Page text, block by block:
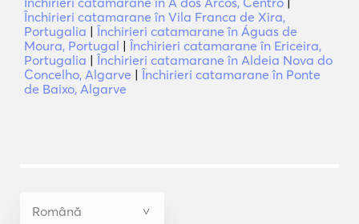
Închirieri catamarane în Vila Franca de Xira,
Portugalia | Închirieri catamarane în Águas de
Moura, Portugal | Închirieri catamarane în Ericeira,
Portugalia | Închirieri catamarane în Aldeia Nova do
Concelho, Algarve | Închirieri catamarane în Ponte
de Baixo, Algarve